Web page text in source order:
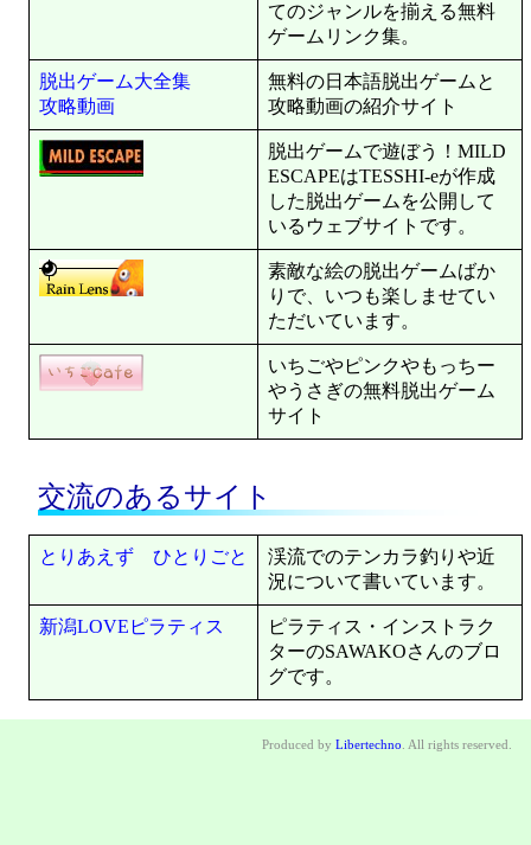
てのジャンルを揃える無料
ゲームリンク集。
脱出ゲーム大全集
攻略動画
無料の日本語脱出ゲームと
攻略動画の紹介サイト
脱出ゲームで遊ぼう！MILD
ESCAPEはTESSHI-eが作成
した脱出ゲームを公開して
いるウェブサイトです。
素敵な絵の脱出ゲームばか
りで、いつも楽しませてい
ただいています。
いちごやピンクやもっちー
やうさぎの無料脱出ゲーム
サイト
交流のあるサイト
とりあえず ひとりごと
渓流でのテンカラ釣りや近
況について書いています。
新潟LOVEピラティス
ピラティス・インストラク
ターのSAWAKOさんのブロ
グです。
Produced by Libertechno All rights reserved.